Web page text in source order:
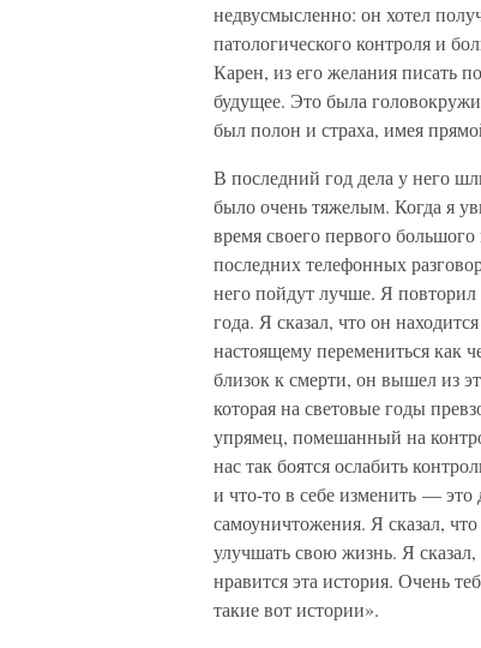
недвусмысленно: он хотел
патологического контроля и
Карен, из его желания писать
будущее. Это была
был полон и страха, имея
В последний год дела у него
было очень тяжелым. Когда я
время своего первого
последних телефонных
него пойдут лучше. Я
года. Я сказал, что он
настоящему перемениться как
близок к смерти, он вышел из
которая на световые годы
упрямец, помешанный на
нас так боятся ослабить
и что-то в себе изменить — это
самоуничтожения. Я сказал,
улучшать свою жизнь. Я
нравится эта история. Очень
такие вот истории».